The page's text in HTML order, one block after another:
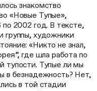
знакомство
«Новые Тупые»,
2002 год. В тексте,
группы, художники
«Никто не знал,
где шла работа по
тупости. Тупые ли мы
в безнадежность? Нет,
в той стадии